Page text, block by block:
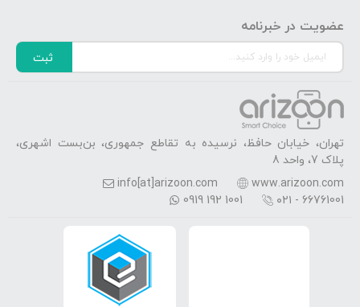
عضویت در خبرنامه
ثبت
تهران، خیابان حافظ، نرسیده به تقاطع جمهوری، بن‌بست اشهری،
پلاک 7، واحد 8
www.arizoon.com
info[at]arizoon.com
۰۲۱ - 66761001
0919 192 1001